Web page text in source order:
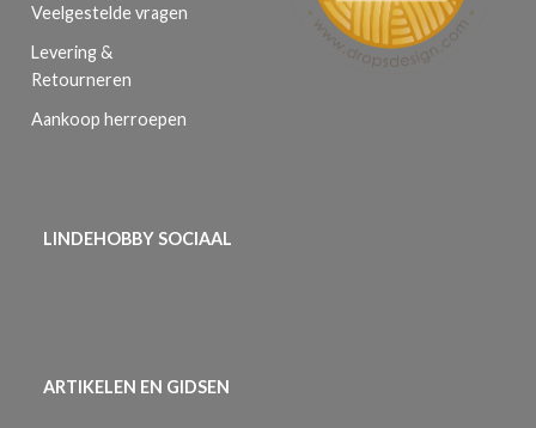
Veelgestelde vragen
Levering &
Retourneren
Aankoop herroepen
LINDEHOBBY SOCIAAL
ARTIKELEN EN GIDSEN